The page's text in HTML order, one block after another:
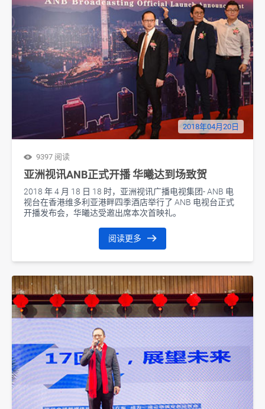
2018年04月20日
9397 阅读
亚洲视讯ANB正式开播 华曦达到场致贺
2018 年 4 月 18 日 18 时，亚洲视讯广播电视集团- ANB 电
视台在香港维多利亚港畔四季酒店举行了 ANB 电视台正式
开播发布会，华曦达受邀出席本次首映礼。
阅读更多